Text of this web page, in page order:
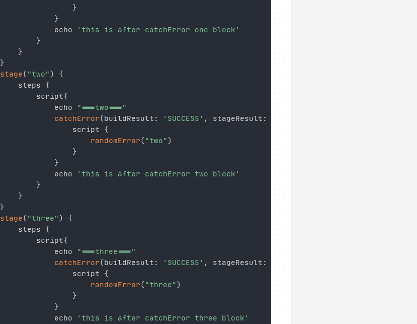
}
}
				  echo
'this is after catchError one block'
}
}
}
stage( "two")
{
		  steps
{
			  script
{
				  echo
"===two==="
catchError(buildResult : 'SUCCESS' , stageResult :
					  script
{
randomError( "two")
}
}
				  echo
'this is after catchError two block'
}
}
}
stage( "three")
{
		  steps
{
			  script
{
				  echo
"===three==="
catchError(buildResult : 'SUCCESS' , stageResult :
					  script
{
randomError( "three")
}
}
				  echo
'this is after catchError three block'